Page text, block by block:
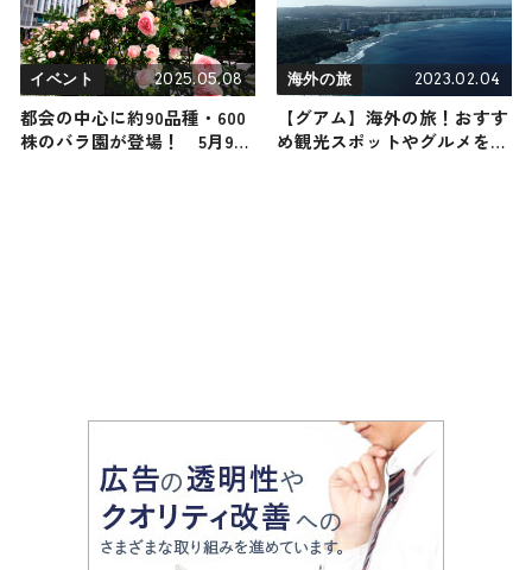
イベント 2025.05.08
都会の中心に約90品種・600
株のバラ園が登場！ 5月9日
海外の旅 2023.02.04
【グアム】海外の旅！おすす
め観光スポットやグルメをリ